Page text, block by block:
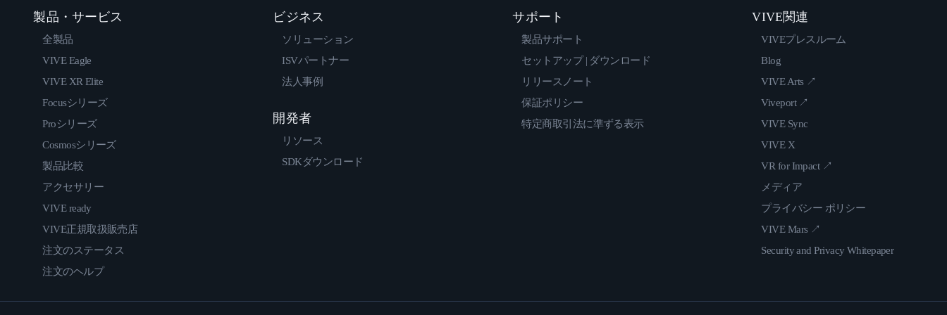
製品・サービス
全製品
VIVE Eagle
VIVE XR Elite
Focusシリーズ
Proシリーズ
Cosmosシリーズ
製品比較
アクセサリー
VIVE ready
VIVE正規取扱販売店
注文のステータス
注文のヘルプ
ビジネス
ソリューション
ISVパートナー
法人事例
開発者
リソース
SDKダウンロード
サポート
製品サポート
セットアップ | ダウンロード
リリースノート
保証ポリシー
特定商取引法に準ずる表示
VIVE関連
VIVEプレスルーム
Blog
VIVE Arts ↗
Viveport ↗
VIVE Sync
VIVE X
VR for Impact ↗
メディア
プライバシー ポリシー
VIVE Mars ↗
Security and Privacy Whitepaper